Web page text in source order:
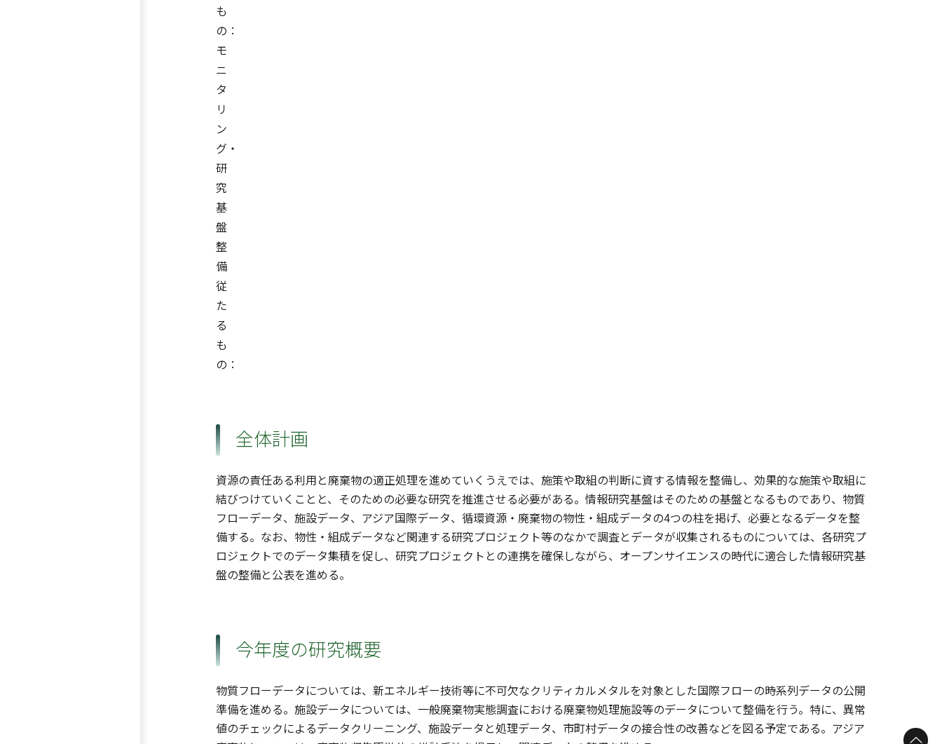
も
の：
モ
ニ
タ
リ
ン
グ・
研
究
基
盤
整
備
従
た
る
も
の：
全体計画
資源の責任ある利用と廃棄物の適正処理を進めていくうえでは、施策や取組の判断に資する情報を整備し、効果的な施策や取組に
結びつけていくことと、そのための必要な研究を推進させる必要がある。情報研究基盤はそのための基盤となるものであり、物質
フローデータ、施設データ、アジア国際データ、循環資源・廃棄物の物性・組成データの4つの柱を掲げ、必要となるデータを整
備する。なお、物性・組成データなど関連する研究プロジェクト等のなかで調査とデータが収集されるものについては、各研究プ
ロジェクトでのデータ集積を促し、研究プロジェクトとの連携を確保しながら、オープンサイエンスの時代に適合した情報研究基
盤の整備と公表を進める。
今年度の研究概要
物質フローデータについては、新エネルギー技術等に不可欠なクリティカルメタルを対象とした国際フローの時系列データの公開
準備を進める。施設データについては、一般廃棄物実態調査における廃棄物処理施設等のデータについて整備を行う。特に、異常
値のチェックによるデータクリーニング、施設データと処理データ、市町村データの接合性の改善などを図る予定である。アジア